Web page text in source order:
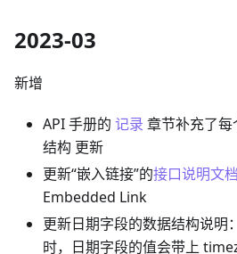
2023-03
新增
API 手册的 记录 章节补充了
结构 更新
更新“嵌入链接”的接口说明文档
Embedded Link
更新日期字段的数据结构说
时，日期字段的值会带上